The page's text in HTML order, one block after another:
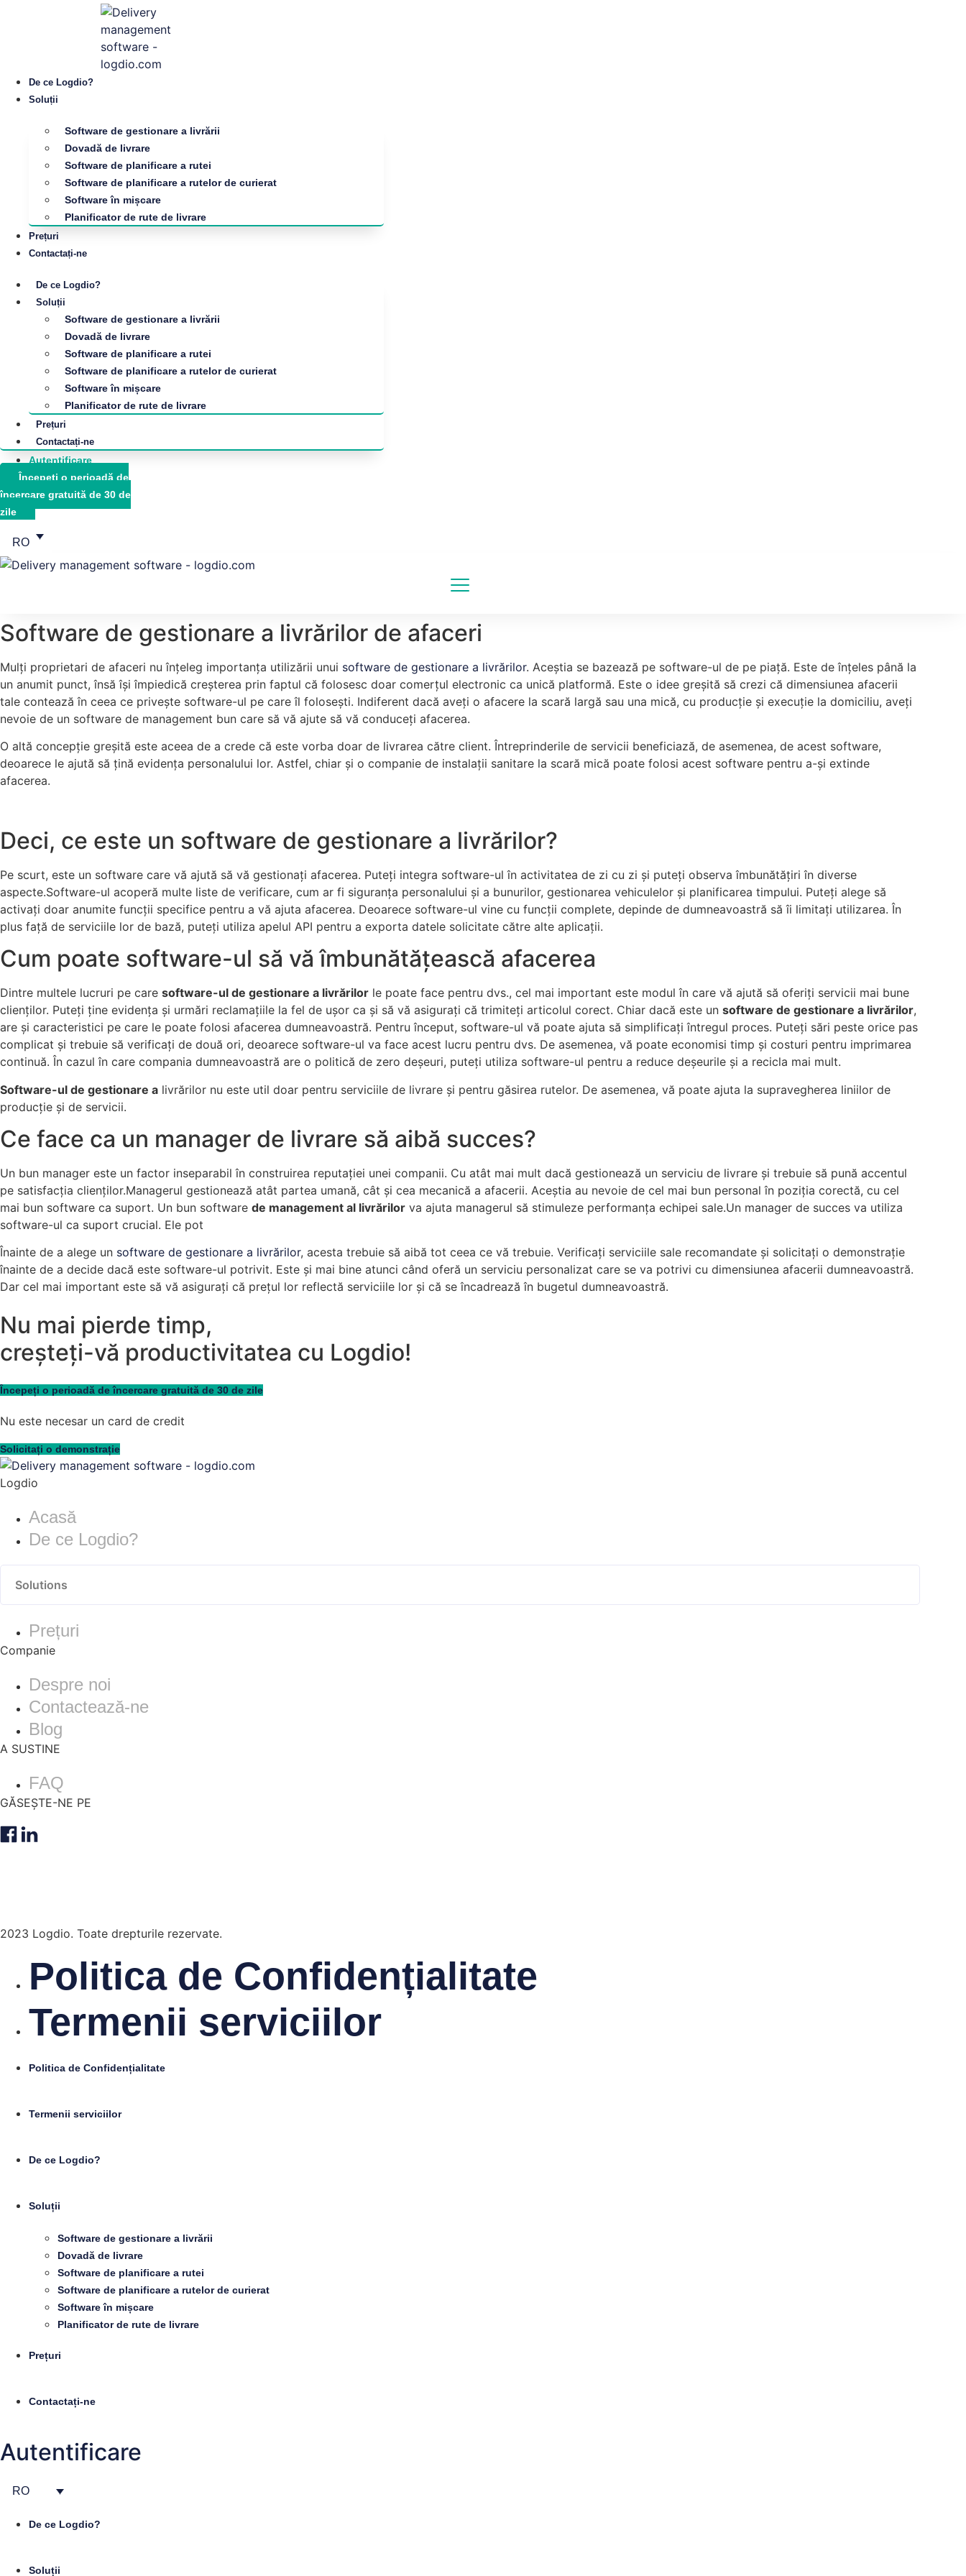
De ce Logdio?
Soluții
Software de gestionare a livrării
Dovadă de livrare
Software de planificare a rutei
Software de planificare a rutelor de curierat
Software în mișcare
Planificator de rute de livrare
Prețuri
Contactați-ne
De ce Logdio?
Soluții
Software de gestionare a livrării
Dovadă de livrare
Software de planificare a rutei
Software de planificare a rutelor de curierat
Software în mișcare
Planificator de rute de livrare
Prețuri
Contactați-ne
Autentificare
Începeți o perioadă de
încercare gratuită de 30 de
zile
RO
Software de gestionare a livrărilor de afaceri
Mulți proprietari de afaceri nu înțeleg importanța utilizării unui software de gestionare a livrărilor. Aceștia se bazează pe software-ul de pe piață. Este de înțeles până la
un anumit punct, însă își împiedică creșterea prin faptul că folosesc doar comerțul electronic ca unică platformă. Este o idee greșită să crezi că dimensiunea afacerii
tale contează în ceea ce privește software-ul pe care îl folosești. Indiferent dacă aveți o afacere la scară largă sau una mică, cu producție și execuție la domiciliu, aveți
nevoie de un software de management bun care să vă ajute să vă conduceți afacerea.
O altă concepție greșită este aceea de a crede că este vorba doar de livrarea către client. Întreprinderile de servicii beneficiază, de asemenea, de acest software,
deoarece le ajută să țină evidența personalului lor. Astfel, chiar și o companie de instalații sanitare la scară mică poate folosi acest software pentru a-și extinde
afacerea.
Deci, ce este un software de gestionare a livrărilor?
Pe scurt, este un software care vă ajută să vă gestionați afacerea. Puteți integra software-ul în activitatea de zi cu zi și puteți observa îmbunătățiri în diverse
aspecte.Software-ul acoperă multe liste de verificare, cum ar fi siguranța personalului și a bunurilor, gestionarea vehiculelor și planificarea timpului. Puteți alege să
activați doar anumite funcții specifice pentru a vă ajuta afacerea. Deoarece software-ul vine cu funcții complete, depinde de dumneavoastră să îi limitați utilizarea. În
plus față de serviciile lor de bază, puteți utiliza apelul API pentru a exporta datele solicitate către alte aplicații.
Cum poate software-ul să vă îmbunătățească afacerea
Dintre multele lucruri pe care software-ul de gestionare a livrărilor le poate face pentru dvs., cel mai important este modul în care vă ajută să oferiți servicii mai bune
clienților. Puteți ține evidența și urmări reclamațiile la fel de ușor ca și să vă asigurați că trimiteți articolul corect. Chiar dacă este un software de gestionare a livrărilor,
are și caracteristici pe care le poate folosi afacerea dumneavoastră. Pentru început, software-ul vă poate ajuta să simplificați întregul proces. Puteți sări peste orice pas
complicat și trebuie să verificați de două ori, deoarece software-ul va face acest lucru pentru dvs. De asemenea, vă poate economisi timp și costuri pentru imprimarea
continuă. În cazul în care compania dumneavoastră are o politică de zero deșeuri, puteți utiliza software-ul pentru a reduce deșeurile și a recicla mai mult.
Software-ul de gestionare a livrărilor nu este util doar pentru serviciile de livrare și pentru găsirea rutelor. De asemenea, vă poate ajuta la supravegherea liniilor de
producție și de servicii.
Ce face ca un manager de livrare să aibă succes?
Un bun manager este un factor inseparabil în construirea reputației unei companii. Cu atât mai mult dacă gestionează un serviciu de livrare și trebuie să pună accentul
pe satisfacția clienților.Managerul gestionează atât partea umană, cât și cea mecanică a afacerii. Aceștia au nevoie de cel mai bun personal în poziția corectă, cu cel
mai bun software ca suport. Un bun software de management al livrărilor va ajuta managerul să stimuleze performanța echipei sale.Un manager de succes va utiliza
software-ul ca suport crucial. Ele pot
Înainte de a alege un software de gestionare a livrărilor, acesta trebuie să aibă tot ceea ce vă trebuie. Verificați serviciile sale recomandate și solicitați o demonstrație
înainte de a decide dacă este software-ul potrivit. Este și mai bine atunci când oferă un serviciu personalizat care se va potrivi cu dimensiunea afacerii dumneavoastră.
Dar cel mai important este să vă asigurați că prețul lor reflectă serviciile lor și că se încadrează în bugetul dumneavoastră.
Nu mai pierde timp,
creșteți-vă productivitatea cu Logdio!
Începeți o perioadă de încercare gratuită de 30 de zile
Nu este necesar un card de credit
Solicitați o demonstrație
Logdio
Acasă
De ce Logdio?
Solutions
Prețuri
Companie
Despre noi
Contactează-ne
Blog
A SUSTINE
FAQ
GĂSEȘTE-NE PE
2023 Logdio. Toate drepturile rezervate.
Politica de Confidențialitate
Termenii serviciilor
Politica de Confidențialitate
Termenii serviciilor
De ce Logdio?
Soluții
Software de gestionare a livrării
Dovadă de livrare
Software de planificare a rutei
Software de planificare a rutelor de curierat
Software în mișcare
Planificator de rute de livrare
Prețuri
Contactați-ne
Autentificare
RO
De ce Logdio?
Soluții